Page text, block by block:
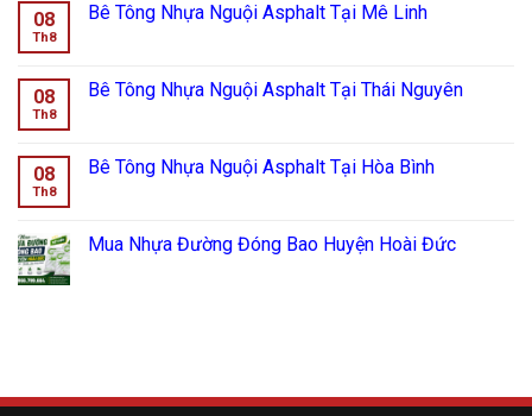
08
Th8
Bê Tông Nhựa Nguội Asphalt Tại Mê Linh
08
Th8
Bê Tông Nhựa Nguội Asphalt Tại Thái Nguyên
08
Th8
Bê Tông Nhựa Nguội Asphalt Tại Hòa Bình
Mua Nhựa Đường Đóng Bao Huyện Hoài Đức